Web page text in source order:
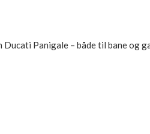
Panigale – både til bane